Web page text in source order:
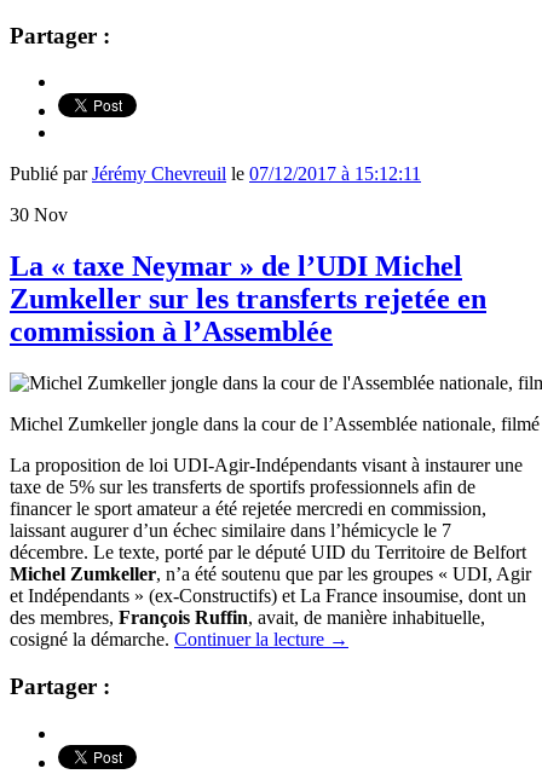
Partager :
Publié parJérémy Chevreuil le 07/12/2017 à 15:12:11
30 Nov
La « taxe Neymar » de l’UDI Michel
Zumkeller sur les transferts rejetée en
commission à l’Assemblée
Michel Zumkeller jongle dans la cour de l’Assemblée nationale,
La proposition de loi UDI-Agir-Indépendants visant à instaurer une
taxe de 5% sur les transferts de sportifs professionnels afin de
financer le sport amateur a été rejetée mercredi en commission,
laissant augurer d’un échec similaire dans l’hémicycle le 7
décembre. Le texte, porté par le député UID du Territoire de Belfort
Michel Zumkeller, n’a été soutenu que par les groupes « UDI, Agir
et Indépendants » (ex-Constructifs) et La France insoumise, dont un
des membres, François Ruffin, avait, de manière inhabituelle,
cosigné la démarche. Continuer la lecture →
Partager :